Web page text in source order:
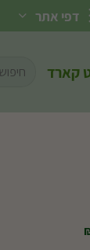
דפי אתר
קארד